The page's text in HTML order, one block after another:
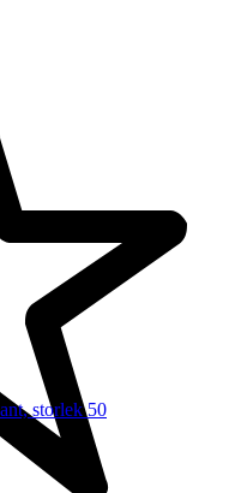
storlek 50